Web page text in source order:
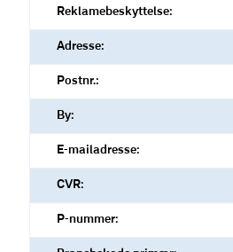
Reklamebeskyttelse:
Adresse:
Postnr.:
By:
E-mailadresse:
CVR:
P-nummer: